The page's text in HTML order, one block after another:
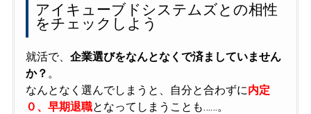
アイキューブドシステムズとの相性
をチェックしよう
就活で、 企業選びをなんとなくで済ましていません
か？ 。
なんとなく選んでしまうと、自分と合わずに内定
０、早期退職となってしまうことも……。